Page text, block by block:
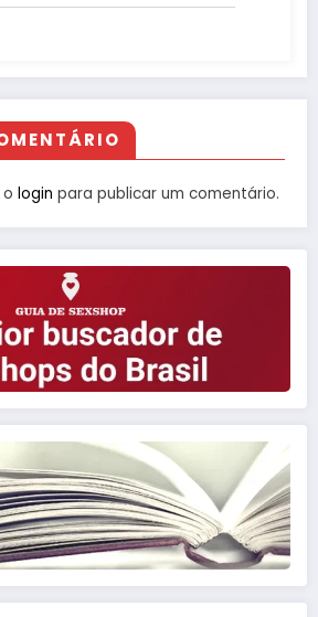
login para publicar um comentário.